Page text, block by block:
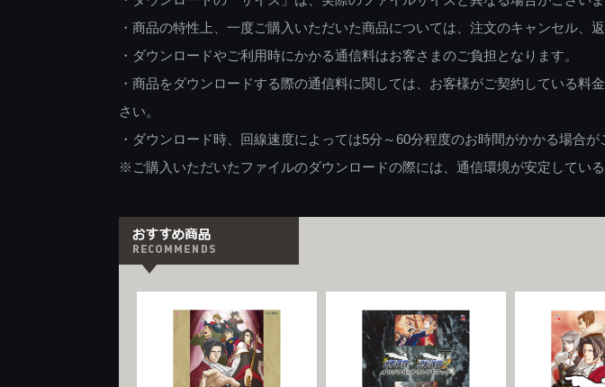
・商品の特性上、一度ご購入いただいた商品については、注文のキャンセル、
・ダウンロードやご利用時にかかる通信料はお客さまのご負担となります。
・商品をダウンロードする際の通信料に関しては、お客様がご契約している
さい。
・ダウンロード時、回線速度によっては5分～60分程度のお時間がかかる場合が
※ご購入いただいたファイルのダウンロードの際には、通信環境が安定している